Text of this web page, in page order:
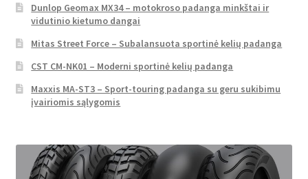
Dunlop Geomax MX34 – motokroso padanga minkštai ir
vidutinio kietumo dangai
Mitas Street Force – Subalansuota sportinė kelių padanga
CST CM-NK01 – Moderni sportinė kelių padanga
Maxxis MA-ST3 – Sport-touring padanga su geru sukibimu
įvairiomis sąlygomis